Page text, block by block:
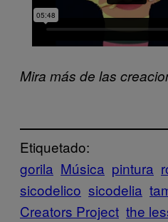
Mira más de las
Etiquetado:
gorila Música pintura
sicodelico sicodelia
Creators Project the